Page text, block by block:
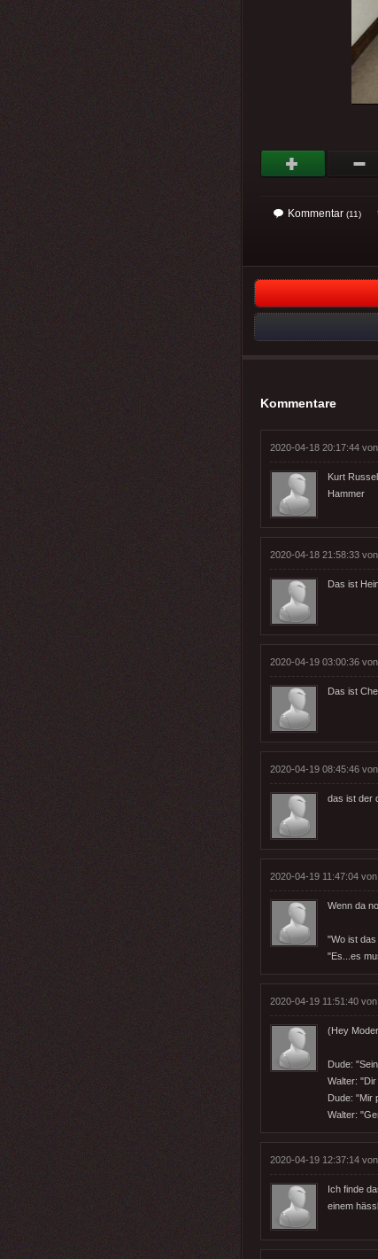
Kommentar (11)
Kommentare
2020-04-18 20:17:44 von
Kurt
Hammer
2020-04-18 21:58:33 von
Das ist
2020-04-19 03:00:36 von
Das ist
2020-04-19 08:45:46 von
das ist der
2020-04-19 11:47:04 von
Wenn da
"Wo ist
"Es...es
2020-04-19 11:51:40 von
(Hey
Dude:
Walter:
Dude: "Mir
Walter:
2020-04-19 12:37:14 von
Ich finde
einem